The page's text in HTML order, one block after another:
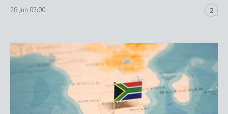
28 Jun 02:00 2